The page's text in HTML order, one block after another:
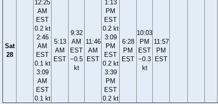
Sat
28
12:25
AM
EST
0.2 kt
2:46
AM
EST
0.1 kt
3:09
AM
EST
0.1 kt
5:13
AM
EST
9:32
AM
EST
−0.5
kt
11:46
AM
EST
1:13
PM
EST
0.2 kt
3:09
PM
EST
0.2 kt
3:39
PM
EST
0.2 kt
6:28
PM
EST
10:03
PM
EST
−0.3
kt
11:57
PM
EST